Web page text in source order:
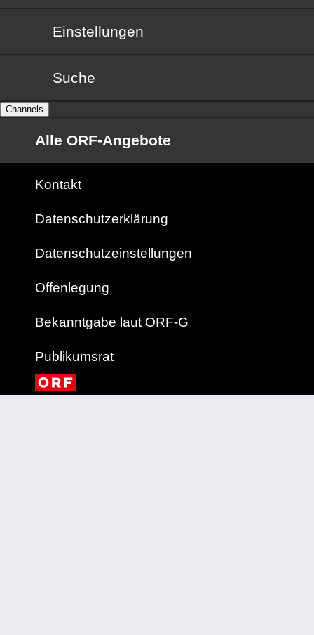
Einstellungen
Suche
Channels
Alle ORF-Angebote
Kontakt
Datenschutzerklärung
Datenschutzeinstellungen
Offenlegung
Bekanntgabe laut ORF-G
Publikumsrat